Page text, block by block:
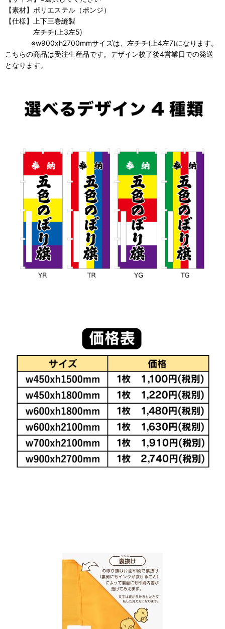
【素材】ポリエステル（ポンジ）
【仕様】上下三巻縫製
左チチ(上3左5)
※w900xh2700mmサイズは、左チチ(上4左7)になります。
こちらの商品は受注生産品です。デザイン校了後4営業日での発送
となります。